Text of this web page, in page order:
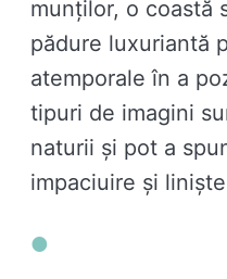
munților, o coastă
pădure luxuriantă
atemporale în a
tipuri de imagini
naturii și pot a
impaciuire și